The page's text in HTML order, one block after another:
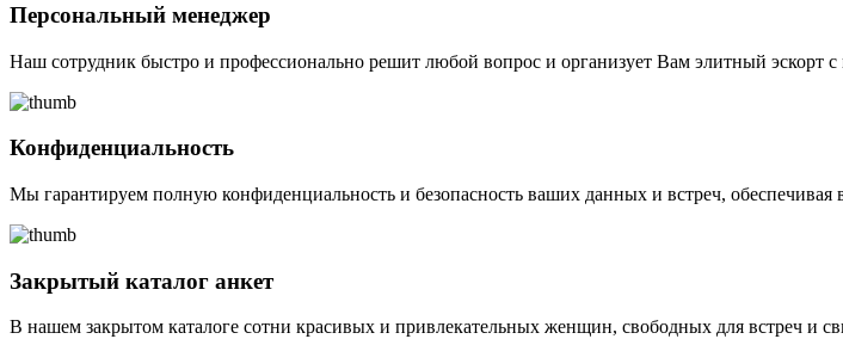
Персональный менеджер
Наш сотрудник быстро и профессионально решит любой вопрос и организует Вам элитный
Конфиденциальность
Мы гарантируем полную конфиденциальность и безопасность ваших данных и встреч,
Закрытый каталог анкет
В нашем закрытом каталоге сотни красивых и привлекательных женщин, свободных для встреч и